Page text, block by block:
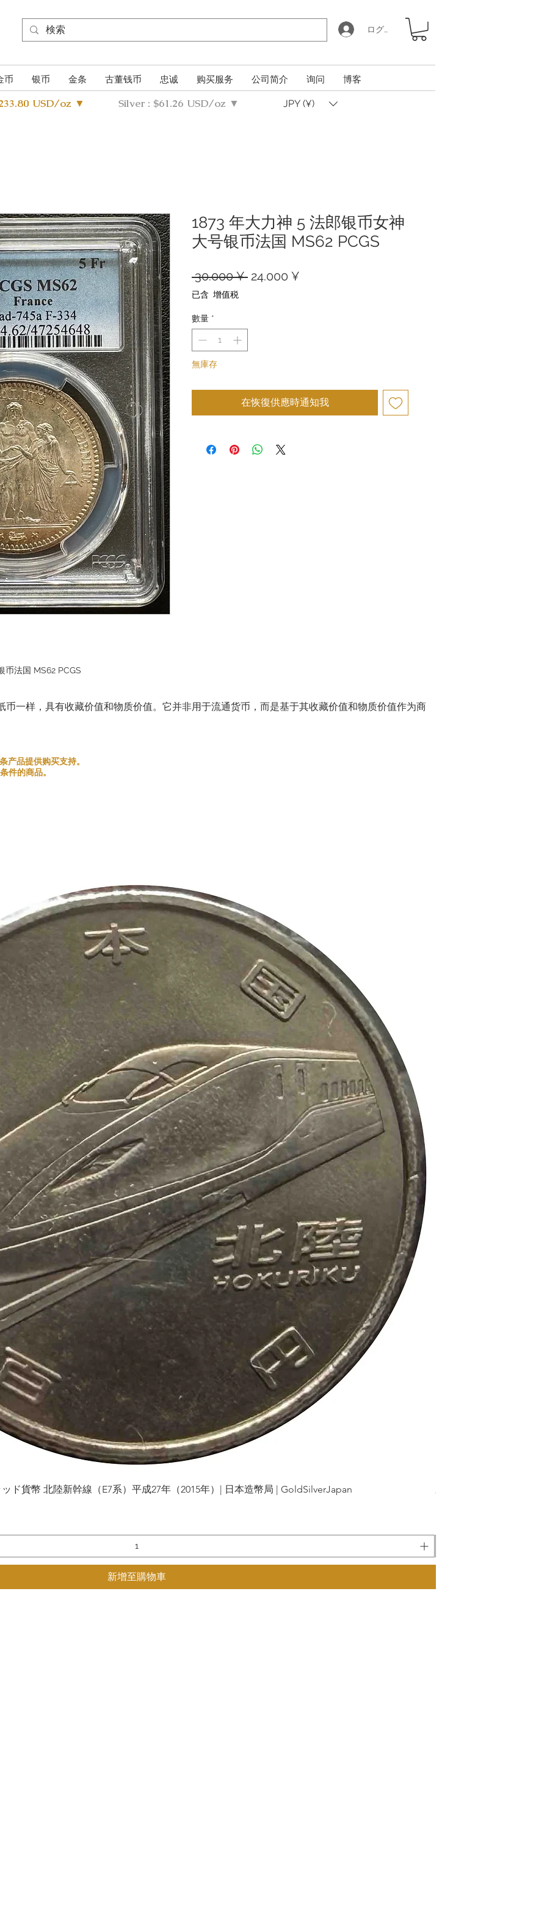
ログイン
币 银币 金条 古董钱币 忠诚 购买服务 公司简介 询问 博客
USD/oz ▼ Silver : $61.26 USD/oz ▼ JPY (¥)
币法国 MS62 PCGS
1873 年大力神 5 法郎银币女神
大号银币法国 MS62 PCGS
30.000 ¥ 一
24.000 ¥
已含 增值税
數量 *
無庫存
在恢復供應時通知我
币一样，具有收藏价值和物质价值。它并非用于流通货币，而是基于其收藏价值和物质价值作为商
产品提供购买支持。
件的商品。
快速瀏覽
ド貨幣 北陸新幹線（E7系）平成27年（2015年）| 日本造幣局 | GoldSilverJapan
新增至購物車